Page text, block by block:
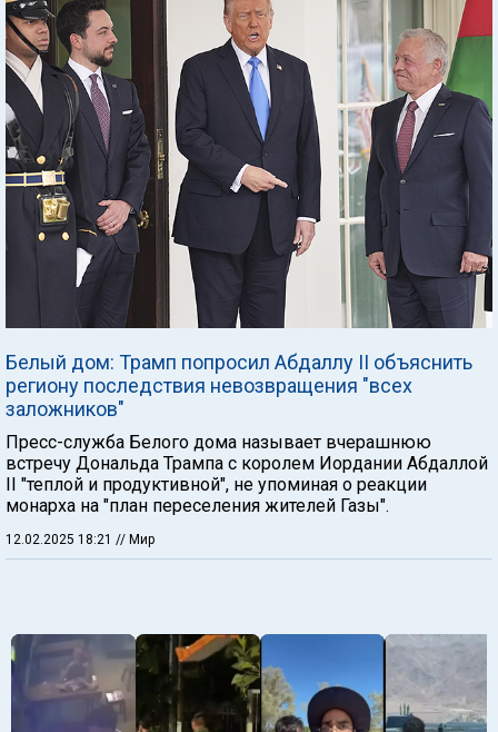
Белый дом: Трамп попросил Абдаллу II объяснить
региону последствия невозвращения "всех
заложников"
Пресс-служба Белого дома называет вчерашнюю
встречу Дональда Трампа с королем Иордании Абдаллой
II "теплой и продуктивной", не упоминая о реакции
монарха на "план переселения жителей Газы".
12.02.2025 18:21 // Мир